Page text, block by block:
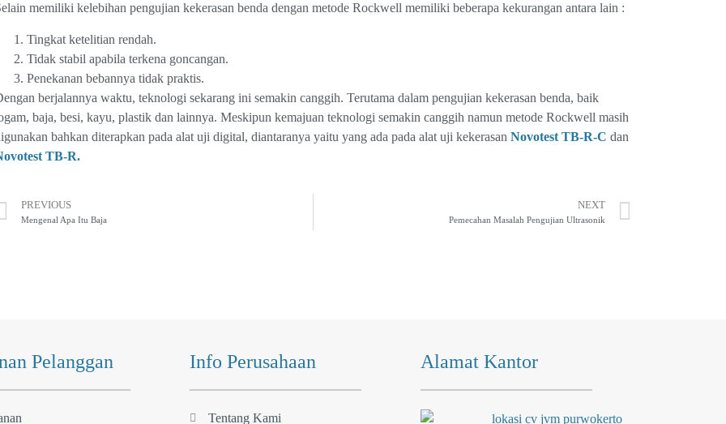
memiliki kelebihan pengujian kekerasan benda dengan metode Rockwell memiliki beberapa kekurangan antara lain :
Tingkat ketelitian rendah.
Tidak stabil apabila terkena goncangan.
Penekanan bebannya tidak praktis.
berjalannya waktu, teknologi sekarang ini semakin canggih. Terutama dalam pengujian kekerasan benda, baik
baja, besi, kayu, plastik dan lainnya. Meskipun kemajuan teknologi semakin canggih namun metode Rockwell masih
bahkan diterapkan pada alat uji digital, diantaranya yaitu yang ada pada alat uji kekerasan Novotest TB-R-C dan
TB-R.
PREVIOUS
Mengenal Apa Itu Baja
NEXT
Pemecahan Masalah Pengujian Ultrasonik
Pelanggan Info Perusahaan
Tentang Kami
Alamat Kantor